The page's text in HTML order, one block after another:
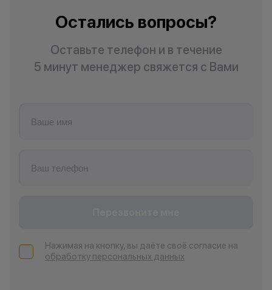
Остались вопросы?
Оставьте телефон и в течение
5 минут менеджер свяжется с Вами
Нажимая на кнопку, вы даёте своё согласие на
обработку персональных данных